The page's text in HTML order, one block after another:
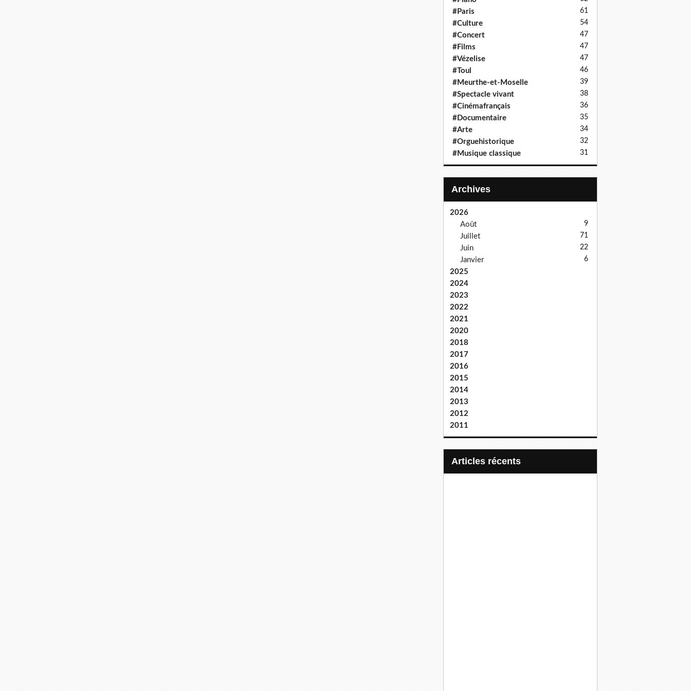
#Paris 61
#Culture 54
#Concert 47
#Films 47
#Vézelise 47
#Toul 46
#Meurthe-et-Moselle 39
#Spectacle vivant 38
#Cinémafrançais 36
#Documentaire 35
#Arte 34
#Orguehistorique 32
#Musique classique 31
Archives
2026
Août
9
Juillet 71
Juin 22
Janvier 6
2025
2024
2023
2022
2021
2020
2018
2017
2016
2015
2014
2013
2012
2011
articles récents